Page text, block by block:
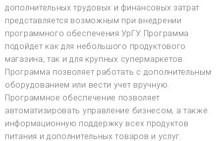
дополнительных трудовых и финансовых затрат
представляется возможным при внедрении
программного обеспечения УрГУ. Программа
подойдет как для небольшого продуктового
магазина, так и для крупных супермаркетов.
Программа позволяет работать с дополнительным
оборудованием или вести учет вручную.
Программное обеспечение позволяет
автоматизировать управление бизнесом, а также
информационную поддержку всех продуктов
питания и дополнительных товаров и услуг.